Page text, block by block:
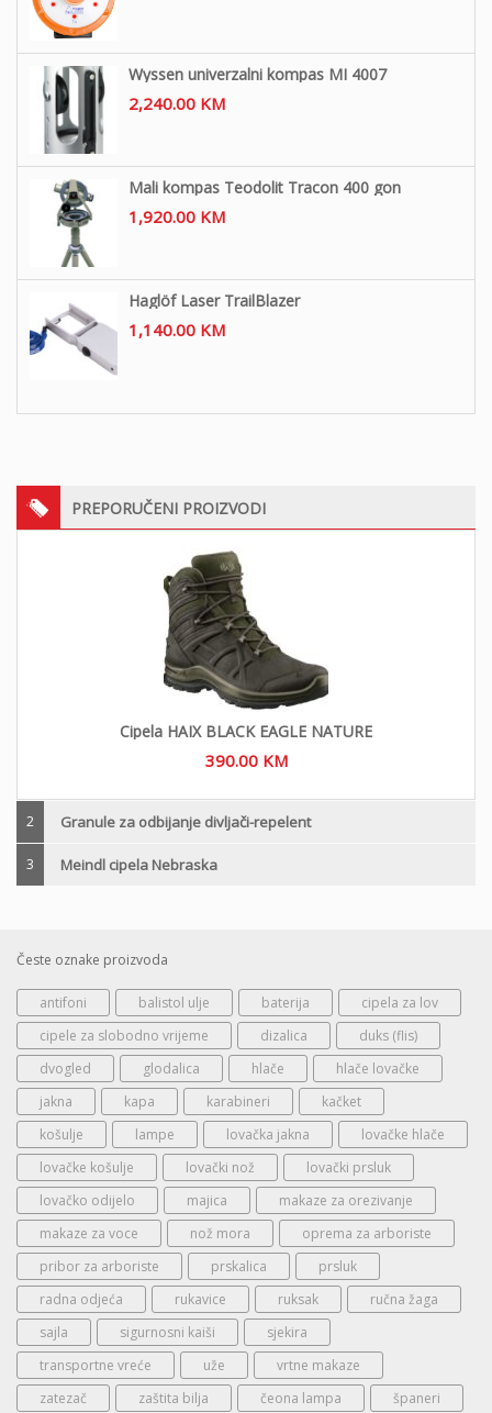
Wyssen univerzalni kompas MI 4007
2,240.00 KM
Mali kompas Teodolit Tracon 400 gon
1,920.00 KM
Haglöf Laser TrailBlazer
1,140.00 KM
PREPORUČENI PROIZVODI
Cipela HAIX BLACK EAGLE NATURE
390.00 KM
2 Granule za odbijanje divljači-repelent
3 Meindl cipela Nebraska
Česte oznake proizvoda
antifoni balistol ulje baterija
cipela za lov
cipele za slobodno vrijeme
dizalica
duks (flis)
dvogled
glodalica hlače
hlače lovačke
jakna
kapa karabineri
kačket
košulje
lampe lovačka jakna
lovačke hlače
lovačke košulje
lovački nož
lovački prsluk
lovačko odijelo
majica
makaze za orezivanje
makaze za voce
nož mora
oprema za arboriste
pribor za arboriste
prskalica
prsluk
radna odjeća
rukavice ruksak
ručna žaga
sajla
sigurnosni kaiši
sjekira
transportne vreće
uže
vrtne makaze
zatezač
zaštita bilja čeona lampa španeri